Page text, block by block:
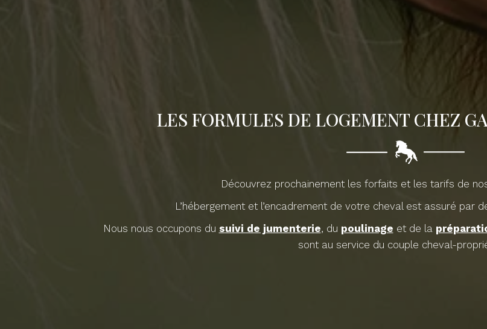
LES FORMULES DE LOGEMENT CHEZ
Découvrez prochainement les forfaits et les tarifs de
L’hébergement et l’encadrement de votre cheval est assuré par
Nous nous occupons du suivi de jumenterie, du poulinage et de la
sont au service du couple cheval-